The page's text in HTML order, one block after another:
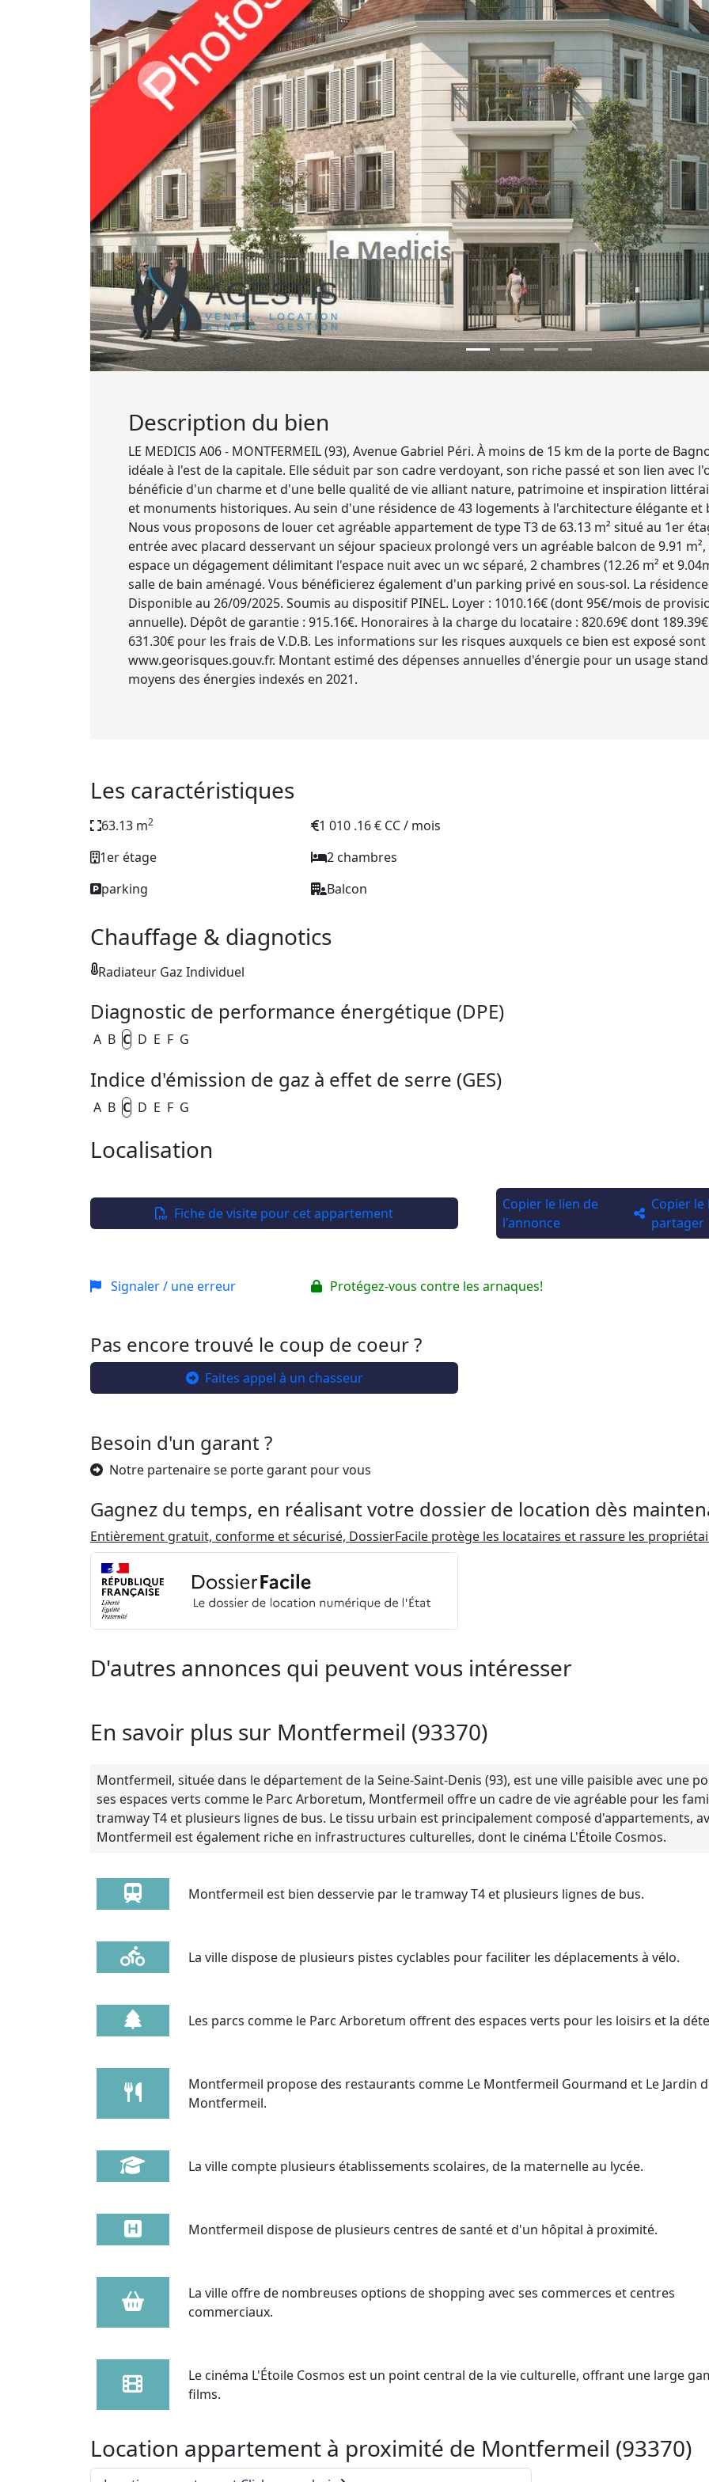
Description du bien
LE MEDICIS A06 - MONTFERMEIL (93), Avenue Gabriel Péri. À moins de 15 km de la porte de
idéale à l'est de la capitale. Elle séduit par son cadre verdoyant, son riche passé et son lien avec
bénéficie d'un charme et d'une belle qualité de vie alliant nature, patrimoine et inspiration
et monuments historiques. Au sein d'une résidence de 43 logements à l'architecture élégante et
Nous vous proposons de louer cet agréable appartement de type T3 de 63.13 m² situé au 1er
entrée avec placard desservant un séjour spacieux prolongé vers un agréable balcon de 9.91
espace un dégagement délimitant l'espace nuit avec un wc séparé, 2 chambres (12.26 m² et
salle de bain aménagé. Vous bénéficierez également d'un parking privé en sous-sol. La
Disponible au 26/09/2025. Soumis au dispositif PINEL. Loyer : 1010.16€ (dont 95€/mois de
annuelle). Dépôt de garantie : 915.16€. Honoraires à la charge du locataire : 820.69€ dont
631.30€ pour les frais de V.D.B. Les informations sur les risques auxquels ce bien est exposé
www.georisques.gouv.fr. Montant estimé des dépenses annuelles d'énergie pour un usage
moyens des énergies indexés en 2021.
Les caractéristiques
63.13 m2
1 010 .16 € CC / mois
1er étage
2 chambres
parking
Balcon
Chauffage & diagnotics
Radiateur Gaz Individuel
Diagnostic de performance énergétique (DPE)
A B C D E F G
Indice d'émission de gaz à effet de serre (GES)
A B C D E F G
Localisation
Fiche de visite pour cet appartement
Copier le lien de
l'annonce
Copier
partager
Signaler / une erreur Protégez-vous contre les arnaques!
Pas encore trouvé le coup de coeur ?
Faites appel à un chasseur
Besoin d'un garant ?
Notre partenaire se porte garant pour vous
Gagnez du temps, en réalisant votre dossier de location dès
Entièrement gratuit, conforme et sécurisé, DossierFacile protège les locataires et rassure les
D'autres annonces qui peuvent vous intéresser
En savoir plus sur Montfermeil (93370)
Montfermeil, située dans le département de la Seine-Saint-Denis (93), est une ville paisible avec une
ses espaces verts comme le Parc Arboretum, Montfermeil offre un cadre de vie agréable pour les
tramway T4 et plusieurs lignes de bus. Le tissu urbain est principalement composé d'appartements,
Montfermeil est également riche en infrastructures culturelles, dont le cinéma L'Étoile Cosmos.
Montfermeil est bien desservie par le tramway T4 et plusieurs lignes de bus.
La ville dispose de plusieurs pistes cyclables pour faciliter les déplacements à vélo.
Les parcs comme le Parc Arboretum offrent des espaces verts pour les loisirs et la
Montfermeil propose des restaurants comme Le Montfermeil Gourmand et Le Jardin
Montfermeil.
La ville compte plusieurs établissements scolaires, de la maternelle au lycée.
Montfermeil dispose de plusieurs centres de santé et d'un hôpital à proximité.
La ville offre de nombreuses options de shopping avec ses commerces et centres
commerciaux.
Le cinéma L'Étoile Cosmos est un point central de la vie culturelle, offrant une large
films.
Location appartement à proximité de Montfermeil (93370)